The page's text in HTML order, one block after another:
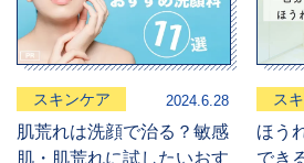
スキンケア 2024.6.28
肌荒れは洗顔で治る？敏感
肌・肌荒れに試したいおす
ス
ほう
でき